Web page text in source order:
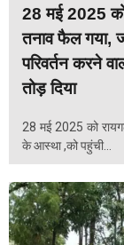
28 मई 2025
तनाव फैल गया,
परिवर्तन करने
तोड़ दिया
28 मई 2025 को
के आस्था ,को पहुंची...